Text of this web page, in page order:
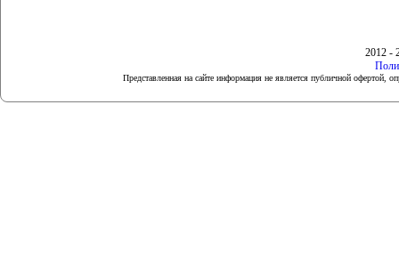
2012 -
Представленная на сайте информация не является публичной